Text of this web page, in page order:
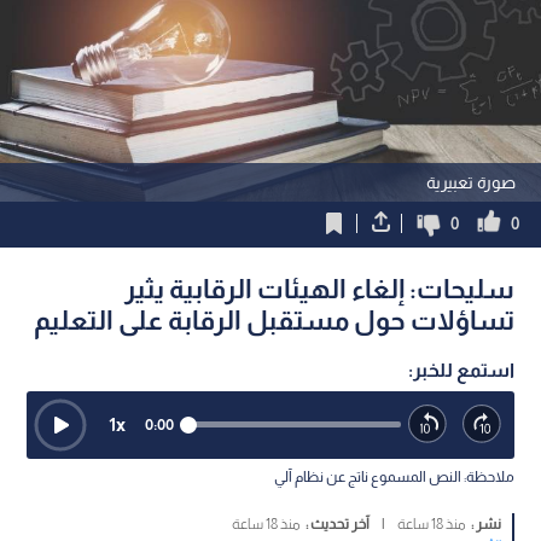
صورة تعبيرية
0
0
سليحات: إلغاء الهيئات الرقابية يثير
تساؤلات حول مستقبل الرقابة على التعليم
استمع للخبر:
0:00
1x
ملاحظة: النص المسموع ناتج عن نظام آلي
نشر : منذ 18 ساعة | آخر تحديث : منذ 18 ساعة